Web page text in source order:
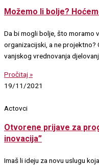
Možemo li bolje?
Da bi mogli bolje, što moramo
organizacijski, a ne projektno?
vanjskog vrednovanja
Pročitaj »
19/11/2021
Actovci
Otvorene prijave za
inovacija”
Imaš li ideju za novu uslugu